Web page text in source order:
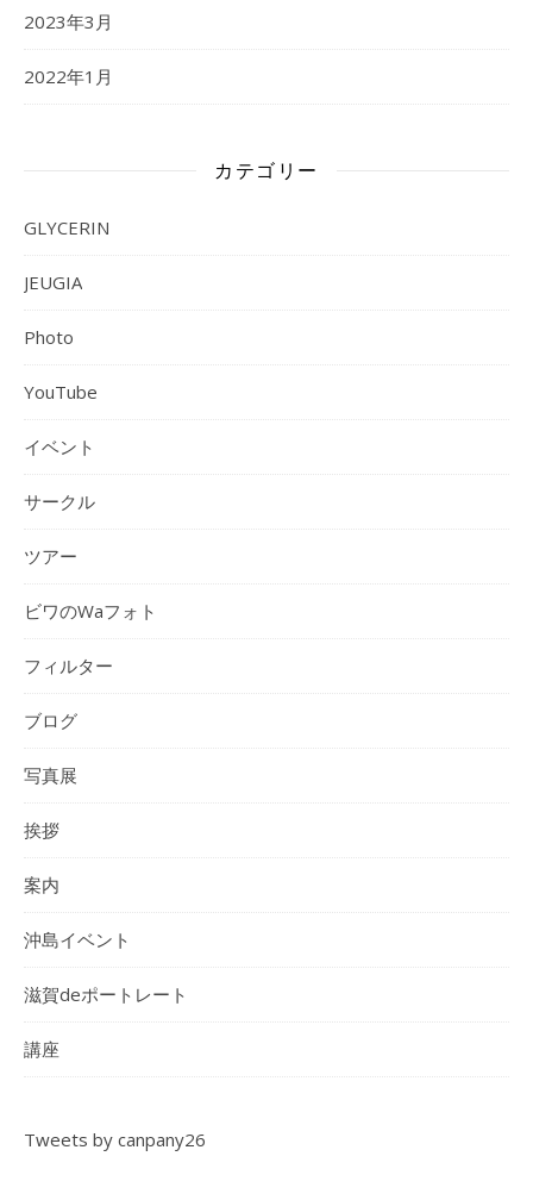
2023年3月
2022年1月
カテゴリー
GLYCERIN
JEUGIA
Photo
YouTube
イベント
サークル
ツアー
ビワのWaフォト
フィルター
ブログ
写真展
挨拶
案内
沖島イベント
滋賀deポートレート
講座
Tweets by canpany26